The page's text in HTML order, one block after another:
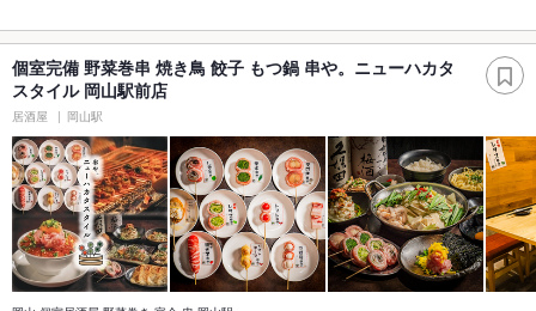
個室完備 野菜巻串 焼き鳥 餃子 もつ鍋 串や。ニューハカタ
スタイル 岡山駅前店
居酒屋 岡山駅